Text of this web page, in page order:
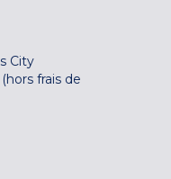
City
frais de